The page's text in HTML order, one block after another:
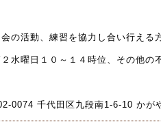
の活動、練習を協力し合い行える
水曜日１０～１４時位、その他の
0074 千代田区九段南1-6-10 かが